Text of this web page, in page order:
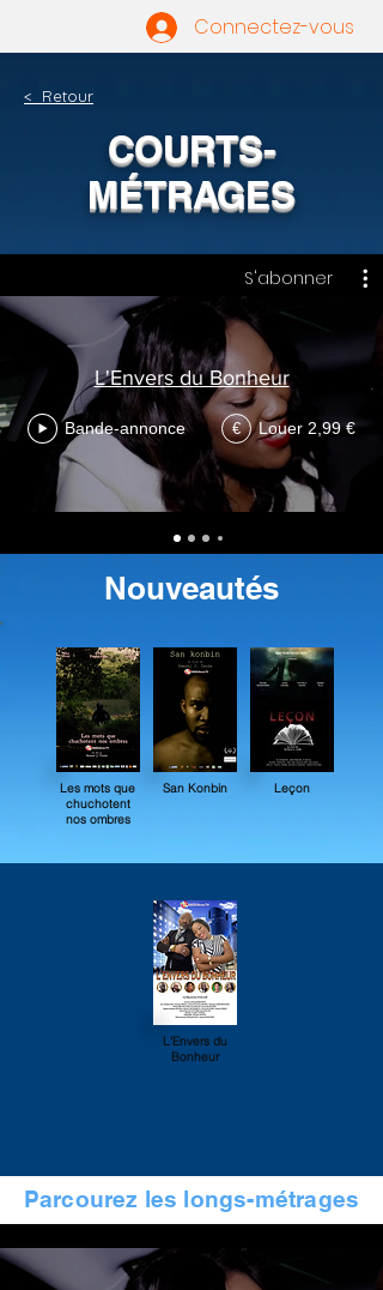
Connectez-vous
< Retour
COURTS-
MÉTRAGES
S'abonner
L'Envers du Bonheur
Bande-annonce € Louer 2,99 €
Nouveautés
Les mots que
chuchotent
nos ombres
San Konbin Leçon
L'Envers du
Bonheur
Court-Métrage
Parcourez les longs-métrages